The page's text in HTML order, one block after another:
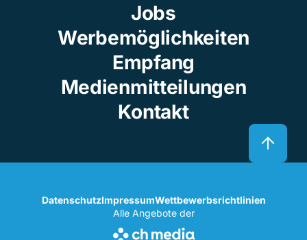
Jobs
Werbemöglichkeiten
Empfang
Medienmitteilungen
Kontakt
DatenschutzImpressumWettbewerbsrichtlinien
Alle Angebote der